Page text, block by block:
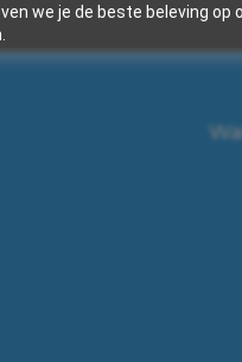
we je de beste beleving